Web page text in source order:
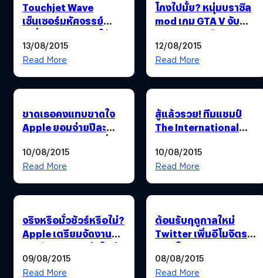
Touchjet Wave
เซ็นเซอร์มหัศจรรย์
เปลี่ยนทีวีธรรมดาให้
กลายเป็นทีวีจอสัมผัส
13/08/2015
Read More
โกงไปมั้ย? หนุ่มบราซิล
mod เกม GTA V จับ
Iron Man มาบู๊แหลก
กลางเมือง
12/08/2015
Read More
ขาดเธอคงแทบขาดใจ
Apple ยอมจ่ายปีละ
คุ้มครองความปลอดภัย
ให้ Tim Cook
10/08/2015
Read More
สู้แล้วรวย! ทีมแชมป์
The International
คว้าเงินรางวัลกว่า 200
ล้านบาท
10/08/2015
Read More
จริงหรือมั่วชัวร์หรือไม่?
Apple เตรียมจัดงาน
เปิดตัว iPhone รุ่นใหม่
9 กันยายนนี้
09/08/2015
Read More
ต้อนรับฤดูกาลใหม่
Twitter เพิ่มอีโมจิตรา
20 สโมสรจาก Premier
League
08/08/2015
Read More